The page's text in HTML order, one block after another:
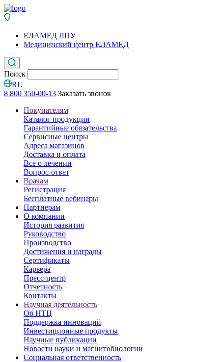
ЕЛАМЕД ЛПУ
Медицинский центр ЕЛАМЕД
Поиск
RU
8 800 350-00-13 Заказать звонок
Покупателям
Каталог продукции
Гарантийные обязательства
Сервисные центры
Адреса магазинов
Доставка и оплата
Все о лечении
Вопрос-ответ
Врачам
Регистрация
Бесплатные вебинары
Партнерам
О компании
История развития
Руководство
Производство
Достижения и награды
Сертификаты
Карьера
Пресс-центр
Отчетность
Контакты
Научная деятельность
Об НТЦ
Поддержка инноваций
Инвестиционные продукты
Научные публикации
Новости науки и магнитобиологии
Социальная ответственность